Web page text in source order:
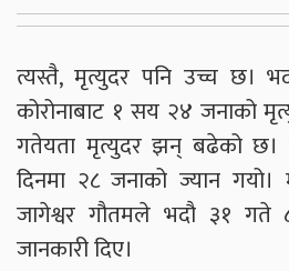
त्यस्तै, मृत्युदर पनि उच्च छ।
कोरोनाबाट १ सय २४ जनाको
गतेयता मृत्युदर झन् बढेको
दिनमा २८ जनाको ज्यान गयो।
जागेश्वर गौतमले भदौ ३१ गते
जानकारी दिए।